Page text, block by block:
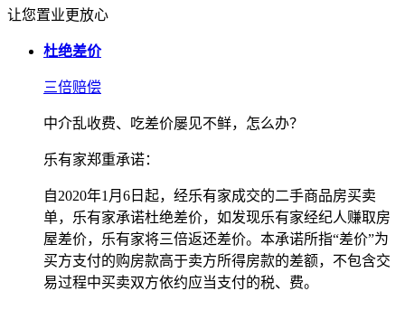
让您置业更放心
杜绝差价
三倍赔偿
中介乱收费、吃差价屡见不鲜，怎么办？
乐有家郑重承诺：
自2020年1月6日起，经乐有家成交的二手商品房买卖
单，乐有家承诺杜绝差价，如发现乐有家经纪人赚取房
屋差价，乐有家将三倍返还差价。本承诺所指“差价”为
买方支付的购房款高于卖方所得房款的差额，不包含交
易过程中买卖双方依约应当支付的税、费。